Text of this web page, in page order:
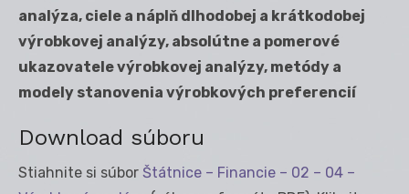
analýza, ciele a náplň dlhodobej a krátkodobej
výrobkovej analýzy, absolútne a pomerové
ukazovatele výrobkovej analýzy, metódy a
modely stanovenia výrobkových preferencií
Download súboru
Stiahnite si súbor Štátnice – Financie – 02 – 04 –